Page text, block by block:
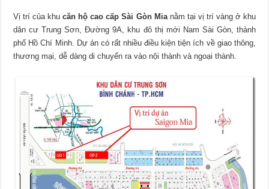
Vị trí của khucăn hộ cao cấp Sài Gòn Mianằm tại vị trí vàng ở khu
dân cư Trung Sơn, Đường 9A, khu đô thị mới Nam Sài Gòn, thành
phố Hồ Chí Minh. Dự án có rất nhiều điều kiện tiện ích về giao thông,
thương mại, dễ dàng di chuyển ra vào nội thành và ngoại thành.